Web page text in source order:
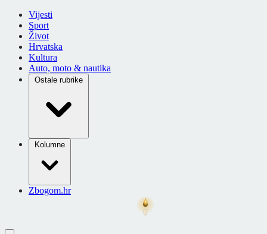
Vijesti
Sport
Život
Hrvatska
Kultura
Auto, moto & nautika
Ostale rubrike
Kolumne
Zbogom.hr